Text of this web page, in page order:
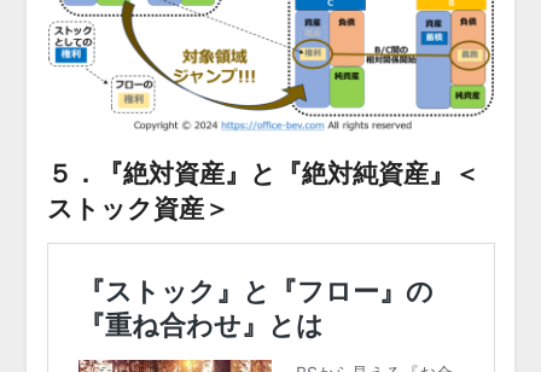
５．『絶対資産』と『絶対純資産』＜
ストック資産＞